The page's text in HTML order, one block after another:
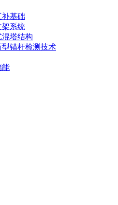
基础
架系统
混塔结构
锚杆检测技术
能